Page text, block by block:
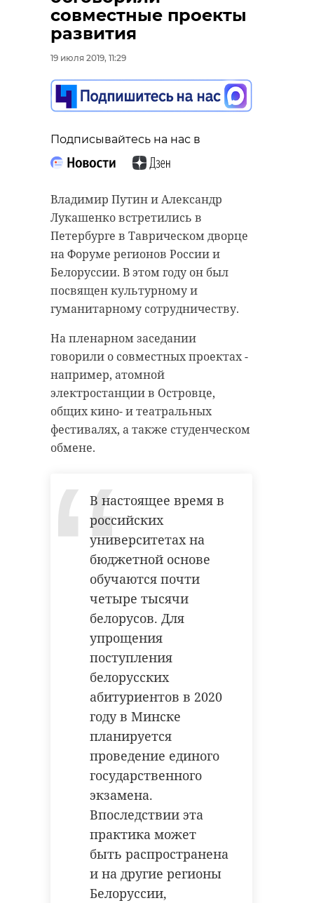
совместные проекты
развития
19 июля 2019, 11:29
Подписывайтесь на нас в
Владимир Путин и Александр
Лукашенко встретились в
Петербурге в Таврическом дворце
на Форуме регионов России и
Белоруссии. В этом году он был
посвящен культурному и
гуманитарному сотрудничеству.
На пленарном заседании
говорили о совместных проектах -
например, атомной
электростанции в Островце,
общих кино- и театральных
фестивалях, а также студенческом
обмене.
В настоящее время в
российских
университетах на
бюджетной основе
обучаются почти
четыре тысячи
белорусов. Для
упрощения
поступления
белорусских
абитуриентов в 2020
году в Минске
планируется
проведение единого
государственного
экзамена.
Впоследствии эта
практика может
быть распространена
и на другие регионы
Белоруссии,
“особняк с
привидениями” XIX
века
Подписывайтесь на нас в
Сейчас расчищают рамы, снимают
старый слой краски.
Реставрируют уникальные
витражи в морском стиле.
Впереди шпаклевка дома,
утепление пенькой,
противопожарная обработка.
гатчинский район
добровольцы
реставрация
Поделиться статьей:
РЕКОМЕНДУЕМ
Хирург из
Петербурга
восстанавливает
старинную финск
24 ноября 2020, 19:15
старинном кладбище
и узнал много нового
об истории города
Подписывайтесь на нас в
Руслан Семенченко мечтает,
чтобы историки-профессионалы
больше узнали о жизни Анны. В
этом году бельгийские архивы
рассекретят документы 100-
летней давности и, может тогда,
Анны Беквор и других бельгийцев
в Сосновом Бору.
история сосновый бор